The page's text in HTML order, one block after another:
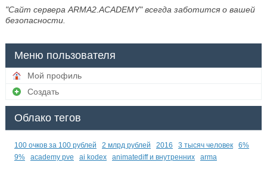
"Сайт сервера ARMA2.ACADEMY" всегда заботится о вашей
безопасности.
Меню пользователя
Мой профиль
Создать
Облако тегов
100 очков за 100 рублей 2 млрд рублей 2016 3 тысяч человек
6%
9%
academy pve ai kodex animatediff и внутренних arma